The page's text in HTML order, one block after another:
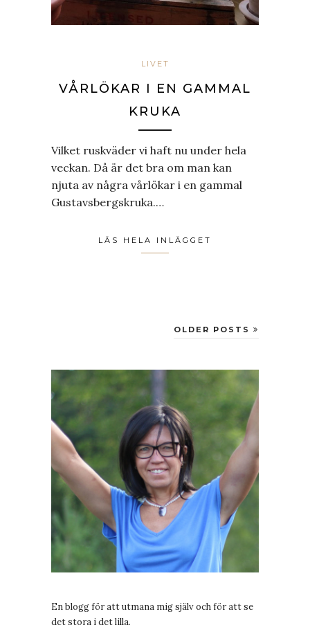
LIVET
VÅRLÖKAR I EN GAMMAL
KRUKA
Vilket ruskväder vi haft nu under hela
veckan. Då är det bra om man kan
njuta av några vårlökar i en gammal
Gustavsbergskruka.…
LÄS HELA INLÄGGET
OLDER POSTS
En blogg för att utmana mig själv och för att se
det stora i det lilla.